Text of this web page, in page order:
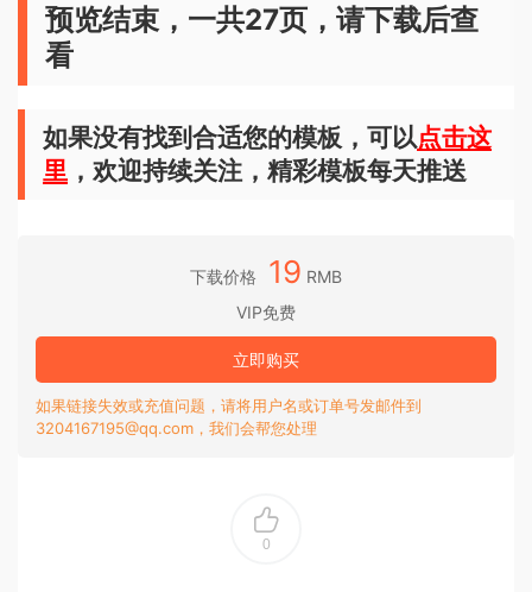
预览结束，一共27页，请下载后查
看
如果没有找到合适您的模板，可以点击这
里 ，欢迎持续关注，精彩模板每天推送
下载价格 19 RMB
VIP免费
立即购买
如果链接失效或充值问题，请将用户名或订单号发邮件到
3204167195@qq.com，我们会帮您处理
0